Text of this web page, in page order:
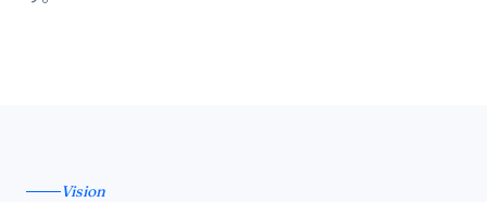
Vision